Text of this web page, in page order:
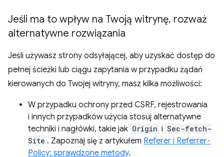
Jeśli ma to wpływ na Twoją witrynę, rozważ
alternatywne rozwiązania
Jeśli używasz strony odsyłającej, aby uzyskać dostęp do
pełnej ścieżki lub ciągu zapytania w przypadku żądań
kierowanych do Twojej witryny, masz kilka możliwości:
W przypadku ochrony przed CSRF, rejestrowania
i innych przypadków użycia stosuj alternatywne
techniki i nagłówki, takie jak Origin i Sec-fetch-
Site . Zapoznaj się z artykułem Referer i Referrer-
Policy: sprawdzone metody.